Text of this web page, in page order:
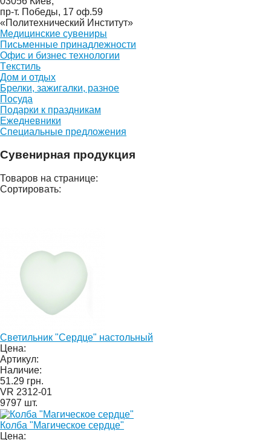
пр-т. Победы, 17 оф.59
«Политехнический Институт»
Медицинские сувениры
Письменные принадлежности
Офис и бизнес технологии
Тeкстиль
Дом и отдых
Брелки, зажигалки, разное
Посуда
Подаpки к праздникам
Ежедневники
Специальные предложения
Сувенирная продукция
Товаров на странице:
Сортировать:
Светильник "Сердце" настольный
Цена:
Артикул:
Наличие:
51.29 грн.
VR 2312-01
9797 шт.
Колба "Магическое сердце"
Цена: